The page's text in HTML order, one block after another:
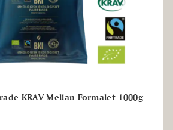
KRAV Mellan Formalet 1000g